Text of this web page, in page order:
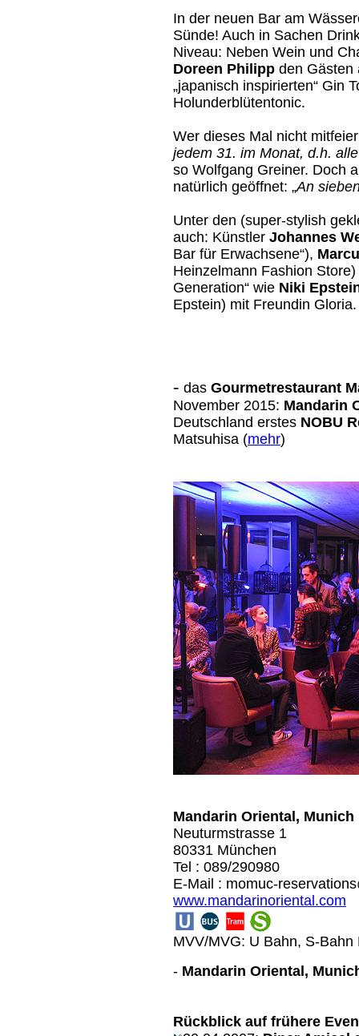
In der neuen Bar am
Sünde! Auch in Sachen
Niveau: Neben Wein und
Doreen Philipp den Gästen
„japanisch inspirierten“ Gin
Holunderblütentonic.
Wer dieses Mal nicht
jedem 31. im Monat, d.h.
so Wolfgang Greiner. Doch
natürlich geöffnet: „An
Unter den (super-stylish
auch: Künstler Johannes
Bar für Erwachsene“),
Heinzelmann Fashion
Generation“ wie Niki
Epstein) mit Freundin Gloria.
- das Gourmetrestaurant
November 2015: Mandarin
Deutschland erstes NOBU
Matsuhisa (mehr)
Mandarin Oriental, Munich
Neuturmstrasse 1
80331 München
Tel : 089/290980
E-Mail : momuc-
www.mandarinoriental.com
MVV/MVG: U Bahn, S-
- Mandarin Oriental,
Rückblick auf frühere